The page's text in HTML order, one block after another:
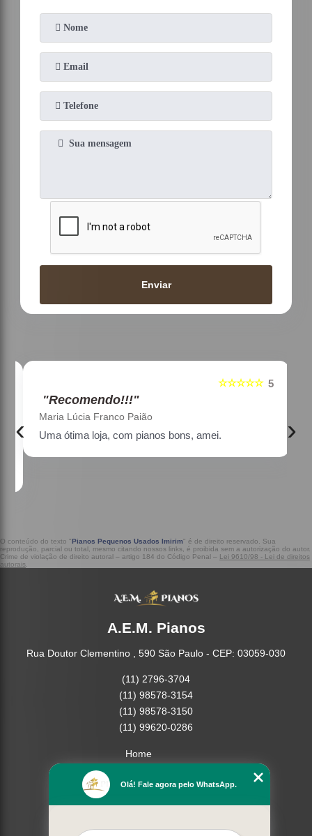
Enviar
5
☆☆☆☆☆
"Recomendo!!!"
Maria Lúcia Franco Paião
Uma ótima loja, com pianos bons, amei.
‹ ›
O conteúdo do texto "Pianos Pequenos Usados Imirim" é de direito reservado. Sua
reprodução, parcial ou total, mesmo citando nossos links, é proibida sem a autorização do autor.
Crime de violação de direito autoral – artigo 184 do Código Penal – Lei 9610/98 - Lei de direitos
autorais
A.E.M. Pianos
Rua Doutor Clementino , 590 São Paulo - CEP: 03059-030
(11) 2796-3704
(11) 98578-3154
(11) 98578-3150
(11) 99620-0286
Home
Missão
Olá! Fale agora pelo WhatsApp.